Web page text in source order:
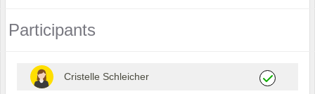
Participants
Cristelle Schleicher